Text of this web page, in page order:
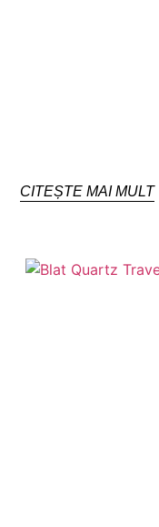
CITEȘTE MAI MULT